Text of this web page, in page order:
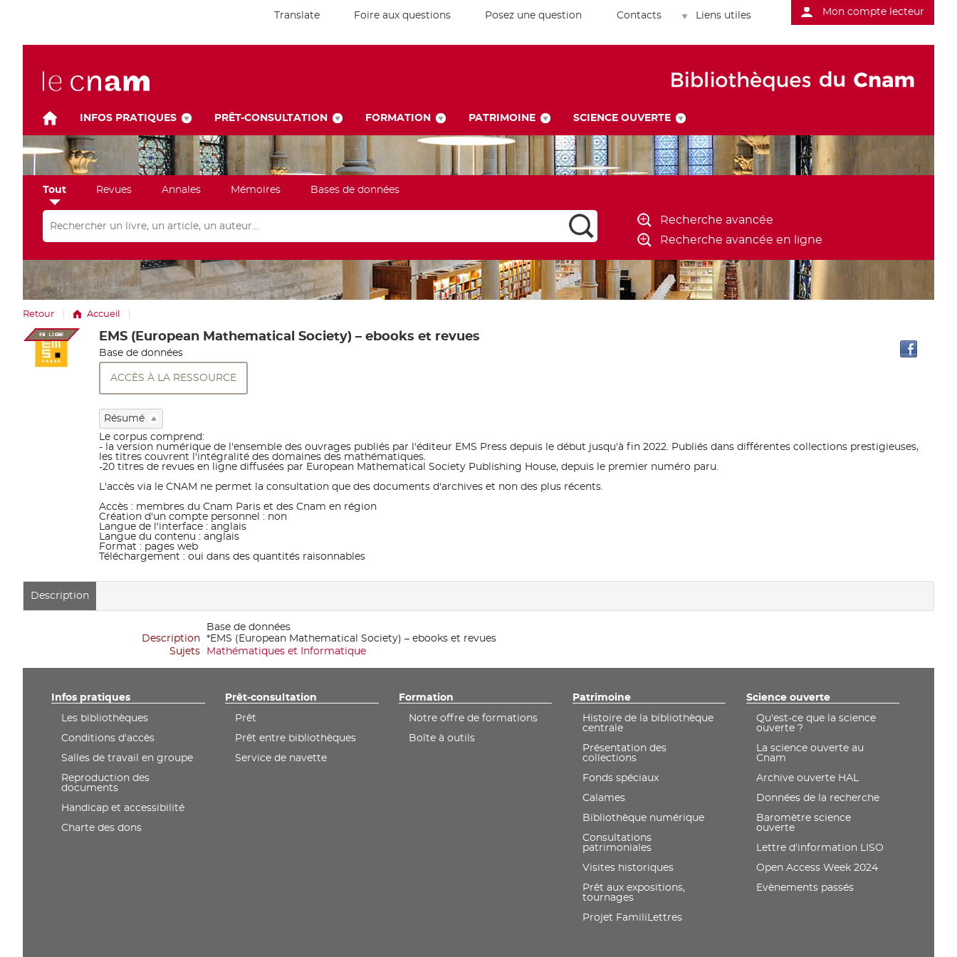
Translate Foire aux questions Posez une question Contacts Liens utiles Mon compte lecteur
INFOS PRATIQUES PRÊT-CONSULTATION FORMATION PATRIMOINE SCIENCE OUVERTE
Tout Revues Annales Mémoires Bases de données
Rechercher dans "Tout"
Recherche avancée
Recherche avancée en ligne
Retour Accueil
Détail
document
EMS (European Mathematical Society) – ebooks et revues
Base de données
ACCÈS À LA RESSOURCE
Résumé
Le corpus comprend:
- la version numérique de l'ensemble des ouvrages publiés par l'éditeur EMS Press depuis le début jusqu'à fin 2022. Publiés dans différentes collections prestigieuses,
les titres couvrent l'intégralité des domaines des mathématiques.
-20 titres de revues en ligne diffusées par European Mathematical Society Publishing House, depuis le premier numéro paru.
L'accès via le CNAM ne permet la consultation que des documents d'archives et non des plus récents.
Accès : membres du Cnam Paris et des Cnam en région
Création d'un compte personnel : non
Langue de l'interface : anglais
Langue du contenu : anglais
Format : pages web
Téléchargement : oui dans des quantités raisonnables
Description
Base de données
Description
*EMS (European Mathematical Society) – ebooks et revues
Sujets
Mathématiques et Informatique
Infos pratiques
Les bibliothèques
Conditions d'accès
Salles de travail en groupe
Reproduction des
documents
Handicap et accessibilité
Charte des dons
Prêt-consultation
Prêt
Prêt entre bibliothèques
Service de navette
Formation
Notre offre de formations
Boîte à outils
Patrimoine
Histoire de la bibliothèque
centrale
Présentation des
collections
Fonds spéciaux
Calames
Bibliothèque numérique
Consultations
patrimoniales
Visites historiques
Prêt aux expositions,
tournages
Projet FamiliLettres
Science ouverte
Qu'est-ce que la science
ouverte ?
La science ouverte au
Cnam
Archive ouverte HAL
Données de la recherche
Baromètre science
ouverte
Lettre d'information LISO
Open Access Week 2024
Evènements passés